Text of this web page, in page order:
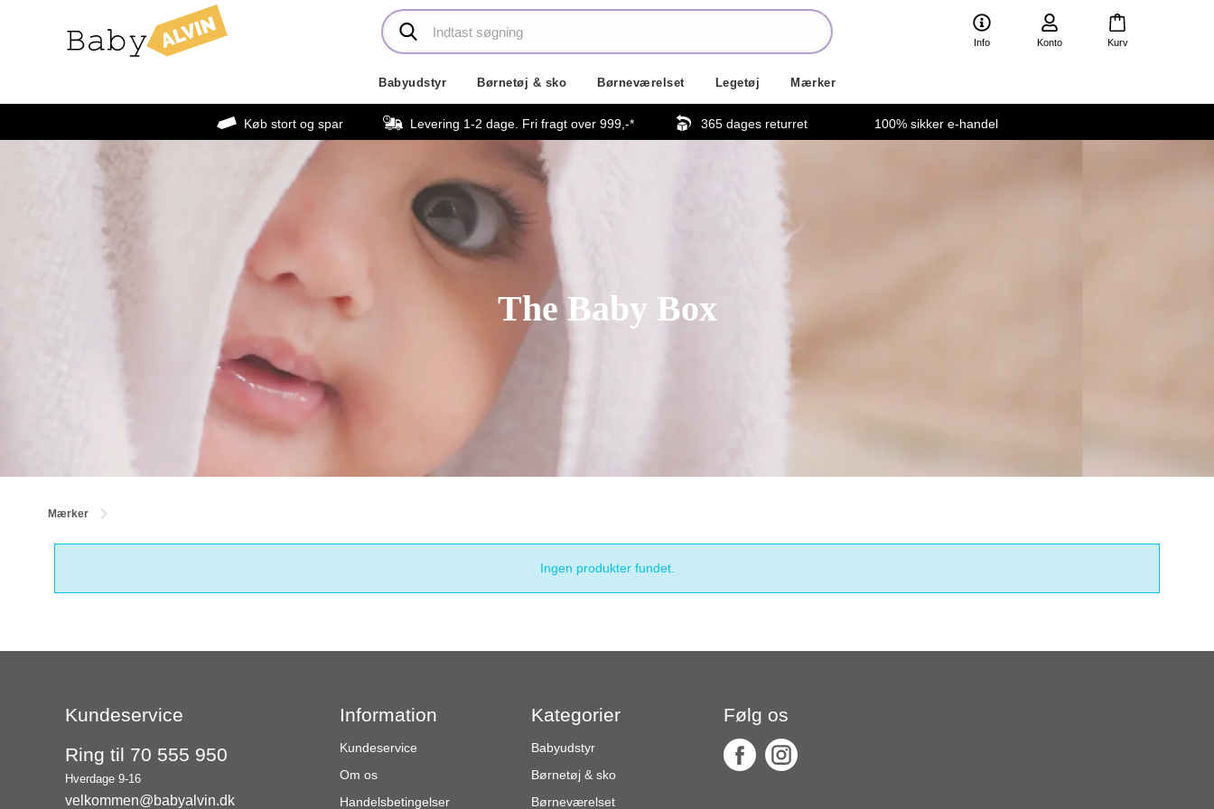
Info Konto Kurv
Babyudstyr Børnetøj & sko Børneværelset Legetøj Mærker
Køb stort og spar Levering 1-2 dage. Fri fragt over 999,-* 365 dages returret 100% sikker e-handel
The Baby Box
Mærker
Ingen produkter fundet.
Kundeservice
Ring til 70 555 950
Hverdage 9-16
velkommen@babyalvin.dk
Information
Kundeservice
Om os
Handelsbetingelser
Kategorier
Babyudstyr
Børnetøj & sko
Børneværelset
Følg os